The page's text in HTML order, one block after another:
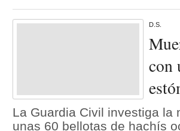
D.S.
con
La Guardia Civil investiga la
unas 60 bellotas de hachís